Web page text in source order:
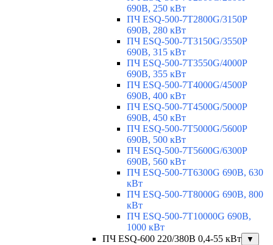
690В, 250 кВт
ПЧ ESQ-500-7T2800G/3150P
690В, 280 кВт
ПЧ ESQ-500-7T3150G/3550P
690В, 315 кВт
ПЧ ESQ-500-7T3550G/4000P
690В, 355 кВт
ПЧ ESQ-500-7T4000G/4500P
690В, 400 кВт
ПЧ ESQ-500-7T4500G/5000P
690В, 450 кВт
ПЧ ESQ-500-7T5000G/5600P
690В, 500 кВт
ПЧ ESQ-500-7T5600G/6300P
690В, 560 кВт
ПЧ ESQ-500-7T6300G 690В, 630
кВт
ПЧ ESQ-500-7T8000G 690В, 800
кВт
ПЧ ESQ-500-7T10000G 690В,
1000 кВт
ПЧ ESQ-600 220/380В 0,4-55 кВт
▼